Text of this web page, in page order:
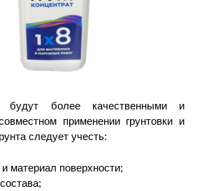
будут более качественными и
применении грунтовки и
следует учесть:
материал поверхности;